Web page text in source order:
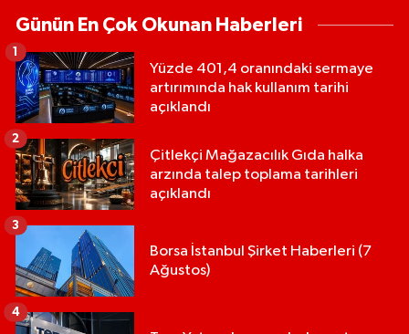
Günün En Çok Okunan Haberleri
Yüzde 401,4 oranındaki sermaye
artırımında hak kullanım tarihi
açıklandı
1
Çitlekçi Mağazacılık Gıda halka
arzında talep toplama tarihleri
açıklandı
2
Borsa İstanbul Şirket Haberleri (7
Ağustos)
3
4